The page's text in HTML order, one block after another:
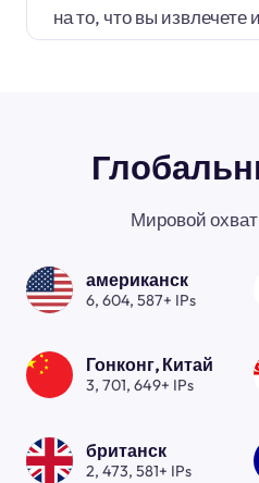
на то, что вы извлечете
Мировой
американск
6, 604, 587+ IPs
Гонконг, Китай
3, 701, 649+ IPs
британск
2, 473, 581+ IPs